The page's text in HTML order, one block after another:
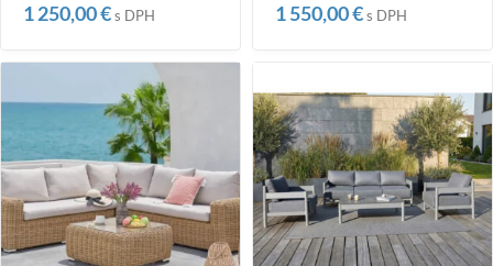
1 250,00€s DPH 1 550,00€s DPH